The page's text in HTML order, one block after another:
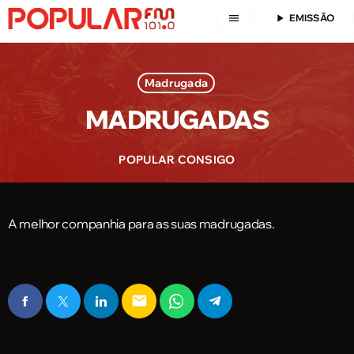
menu play_arrow EMISSÃO
Madrugada
MADRUGADAS
POPULAR CONSIGO
A melhor companhia para as suas madrugadas.
email